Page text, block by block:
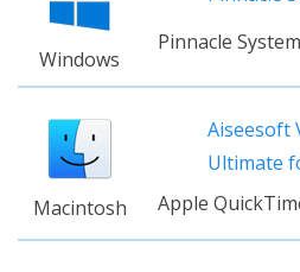
Windows
Pinnacle
Macintosh
Aiseesoft
Ultimate
Apple